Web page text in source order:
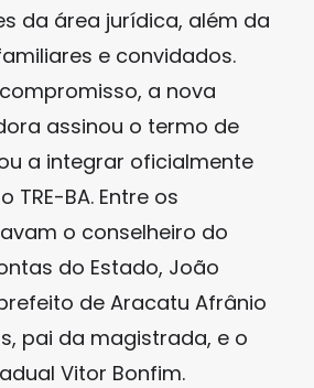
da área jurídica, além da
e convidados.
a nova
assinou o termo de
a integrar oficialmente
TRE-BA. Entre os
o conselheiro do
do Estado, João
de Aracatu Afrânio
pai da magistrada, e o
Vitor Bonfim.